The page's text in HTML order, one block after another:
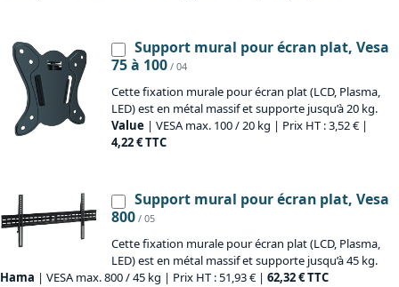
Support mural pour écran plat, Vesa
75 à 100 / 04
Cette fixation murale pour écran plat (LCD, Plasma,
LED) est en métal massif et supporte jusqu’à 20 kg.
Value | VESA max. 100 / 20 kg | Prix HT : 3,52 € |
4,22 € TTC
Support mural pour écran plat, Vesa
800 / 05
Cette fixation murale pour écran plat (LCD, Plasma,
LED) est en métal massif et supporte jusqu’à 45 kg.
Hama | VESA max. 800 / 45 kg | Prix HT : 51,93 € | 62,32 € TTC